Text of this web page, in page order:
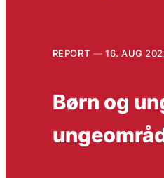
REPORT 16. AUG
Børn og